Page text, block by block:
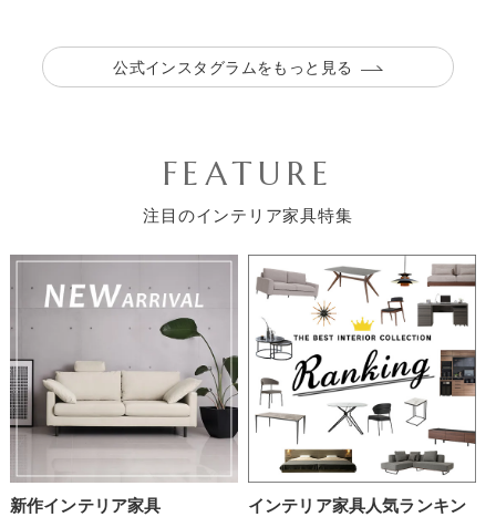
公式インスタグラムをもっと見る
FEATURE
注目のインテリア家具特集
新作インテリア家具
インテリア家具人気ランキン